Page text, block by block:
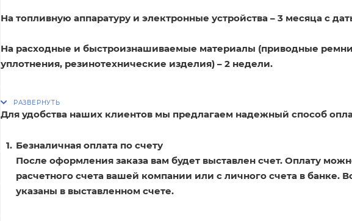
На топливную аппаратуру и электронные устройства – 3 месяца с
На расходные и быстроизнашиваемые материалы (приводные
уплотнения, резинотехнические изделия) – 2 недели.
Для удобства наших клиентов мы предлагаем надежный способ
Безналичная оплата по счету
После оформления заказа вам будет выставлен счет. Оплату
расчетного счета вашей компании или с личного счета в банке.
указаны в выставленном счете.